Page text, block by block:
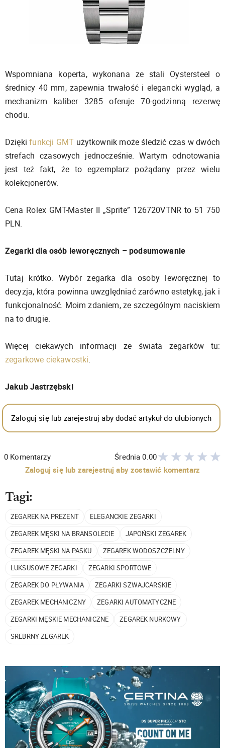
Wspomniana koperta, wykonana ze stali Oystersteel o
średnicy 40 mm, zapewnia trwałość i elegancki wygląd, a
mechanizm kaliber 3285 oferuje 70-godzinną rezerwę
chodu.
Dziękifunkcji GMT użytkownik może śledzić czas w dwóch
strefach czasowych jednocześnie. Wartym odnotowania
jest też fakt, że to egzemplarz pożądany przez wielu
kolekcjonerów.
Cena Rolex GMT-Master II „Sprite” 126720VTNR to 51 750
PLN.
Zegarki dla osób leworęcznych – podsumowanie
Tutaj krótko. Wybór zegarka dla osoby leworęcznej to
decyzja, która powinna uwzględniać zarówno estetykę, jak i
funkcjonalność. Moim zdaniem, ze szczególnym naciskiem
na to drugie.
Więcej ciekawych informacji ze świata zegarków tu:
zegarkowe ciekawostki.
Jakub Jastrzębski
Zaloguj się lub zarejestruj aby dodać artykuł do ulubionych
0 Komentarzy Średnia0.00
Zaloguj się lub zarejestruj aby zostawić komentarz
Tagi:
ZEGAREK NA PREZENT
ELEGANCKIE ZEGARKI
ZEGAREK MĘSKI NA BRANSOLECIE
JAPOŃSKI ZEGAREK
ZEGAREK MĘSKI NA PASKU
ZEGAREK WODOSZCZELNY
LUKSUSOWE ZEGARKI
ZEGARKI SPORTOWE
ZEGAREK DO PŁYWANIA
ZEGARKI SZWAJCARSKIE
ZEGAREK MECHANICZNY
ZEGARKI AUTOMATYCZNE
ZEGARKI MĘSKIE MECHANICZNE
ZEGAREK NURKOWY
SREBRNY ZEGAREK